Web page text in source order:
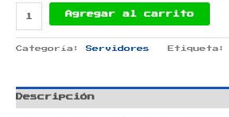
Forest
cantidad
Agregar al carrito
Categoría: Servidores Etiqueta:
Descripción